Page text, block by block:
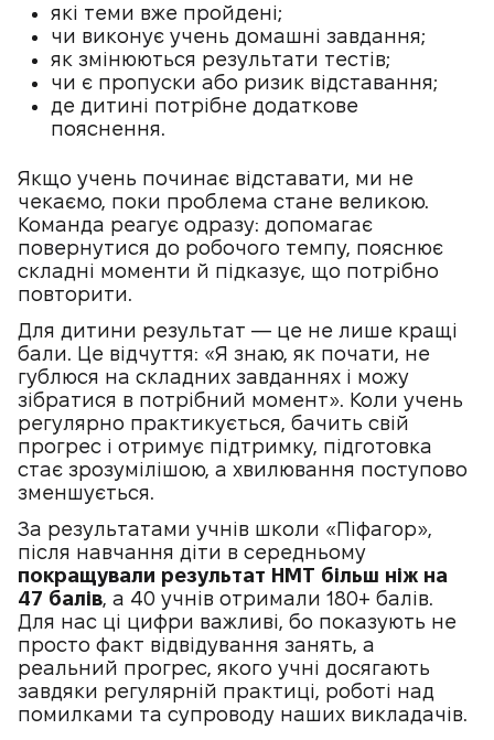
які теми вже пройдені;
чи виконує учень домашні завдання;
як змінюються результати тестів;
чи є пропуски або ризик відставання;
де дитині потрібне додаткове
пояснення.
Якщо учень починає відставати, ми не
чекаємо, поки проблема стане великою.
Команда реагує одразу: допомагає
повернутися до робочого темпу, пояснює
складні моменти й підказує, що потрібно
повторити.
Для дитини результат — це не лише кращі
бали. Це відчуття: «Я знаю, як почати, не
гублюся на складних завданнях і можу
зібратися в потрібний момент». Коли учень
регулярно практикується, бачить свій
прогрес і отримує підтримку, підготовка
стає зрозумілішою, а хвилювання поступово
зменшується.
За результатами учнів школи «Піфагор»,
після навчання діти в середньому
покращували результат НМТ більш ніж на
47 балів, а 40 учнів отримали 180+ балів.
Для нас ці цифри важливі, бо показують не
просто факт відвідування занять, а
реальний прогрес, якого учні досягають
завдяки регулярній практиці, роботі над
помилками та супроводу наших викладачів.